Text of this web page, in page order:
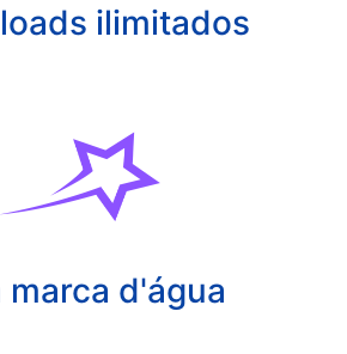
ilimitados
marca d'água